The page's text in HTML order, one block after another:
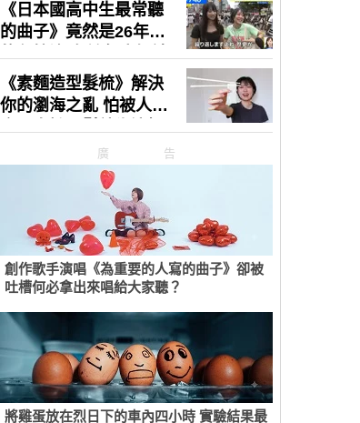
廣告
創作歌手演唱《為重要的人寫的曲子》卻被
吐槽何必拿出來唱給大家聽？
將雞蛋放在烈日下的車內四小時 實驗結果最